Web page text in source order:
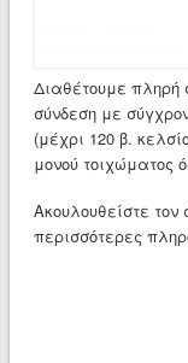
Διαθέτουμε πληρή
σύνδεση με
(μέχρι 120 β.
μονού τοιχώματος
Ακουλουθείστε
περισσότερες